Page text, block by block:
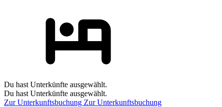
Du hast Unterkünfte ausgewählt.
Du hast Unterkünfte ausgewählt.
Zur Unterkunftsbuchung Zur Unterkunftsbuchung